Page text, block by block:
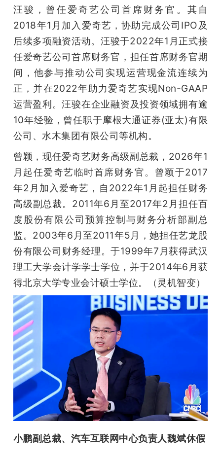
汪骏，曾任爱奇艺公司首席财务官。其自
2018年1月加入爱奇艺，协助完成公司IPO及
后续多项融资活动。汪骏于2022年1月正式接
任爱奇艺公司首席财务官，担任首席财务官期
间，他参与推动公司实现运营现金流连续为
正，并在2022年助力爱奇艺实现Non-GAAP
运营盈利。汪骏在企业融资及投资领域拥有逾
10年经验，曾任职于摩根大通证券(亚太)有限
公司、水木集团有限公司等机构。
曾颖，现任爱奇艺财务高级副总裁，2026年1
月起任爱奇艺临时首席财务官。曾颖于2017
年2月加入爱奇艺，自2022年1月起担任财务
高级副总裁。2011年6月至2017年2月担任百
度股份有限公司预算控制与财务分析部副总
监。2003年6月至2011年5月，她担任艺龙股
份有限公司财务经理。于1999年7月获得武汉
理工大学会计学学士学位，并于2014年6月获
得北京大学专业会计硕士学位。（灵机智变）
小鹏副总裁、汽车互联网中心负责人魏斌休假